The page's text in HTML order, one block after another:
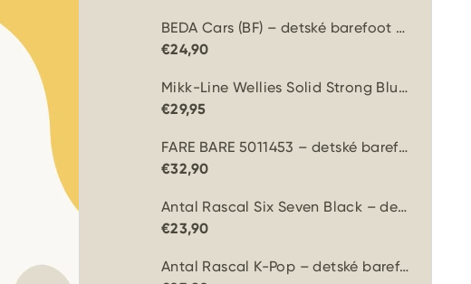
BEDA Cars (BF) – detské barefoot papuče
€24,90
Mikk-Line Wellies Solid Strong Blue – detské gumáky
€29,95
FARE BARE 5011453 – detské barefoot topánky na prvé kroky
€32,90
Antal Rascal Six Seven Black – detské barefoot papuče
€23,90
Antal Rascal K-Pop – detské barefoot papuče